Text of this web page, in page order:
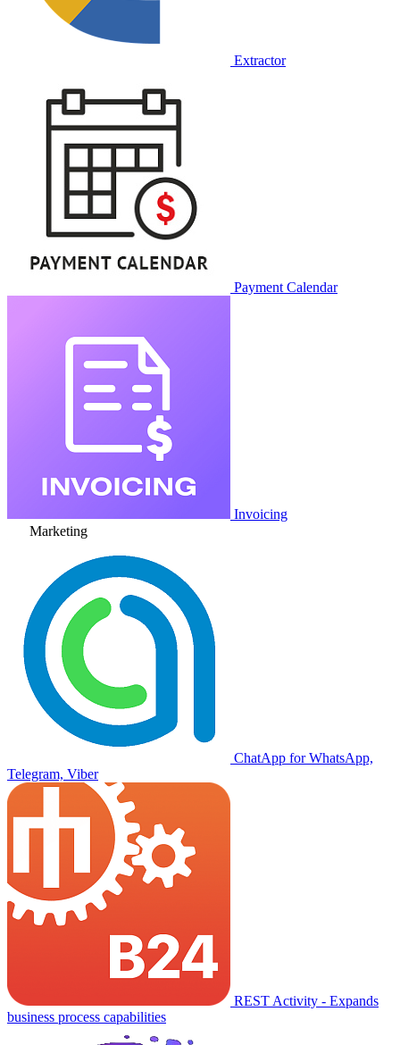
Extractor
Payment Calendar
Invoicing
Marketing
ChatApp for WhatsApp,
Telegram, Viber
REST Activity - Expands
business process capabilities